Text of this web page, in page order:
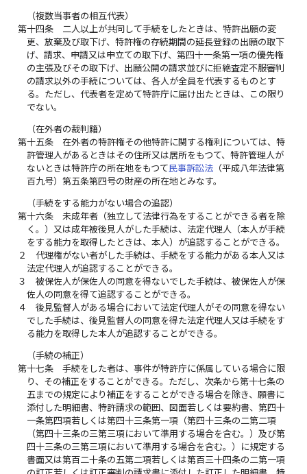
（複数当事者の相互代表）
第十四条
二人以上が共同して手続をしたときは、特許出願の変
更、放棄及び取下げ、特許権の存続期間の延長登録の出願の取下
げ、請求、申請又は申立ての取下げ、第四十一条第一項の優先権
の主張及びその取下げ、出願公開の請求並びに拒絶査定不服審判
の請求以外の手続については、各人が全員を代表するものとす
る。ただし、代表者を定めて特許庁に届け出たときは、この限り
でない。
（在外者の裁判籍）
第十五条
在外者の特許権その他特許に関する権利については、特
許管理人があるときはその住所又は居所をもつて、特許管理人が
ないときは特許庁の所在地をもつて民事訴訟法 （平成八年法律第
百九号）第五条第四号の財産の所在地とみなす。
（手続をする能力がない場合の追認）
第十六条
未成年者（独立して法律行為をすることができる者を除
く。）又は成年被後見人がした手続は、法定代理人（本人が手続
をする能力を取得したときは、本人）が追認することができる。
２
代理権がない者がした手続は、手続をする能力がある本人又は
法定代理人が追認することができる。
３
被保佐人が保佐人の同意を得ないでした手続は、被保佐人が保
佐人の同意を得て追認することができる。
４
後見監督人がある場合において法定代理人がその同意を得ない
でした手続は、後見監督人の同意を得た法定代理人又は手続をす
る能力を取得した本人が追認することができる。
（手続の補正）
第十七条
手続をした者は、事件が特許庁に係属している場合に限
り、その補正をすることができる。ただし、次条から第十七条の
五までの規定により補正をすることができる場合を除き、願書に
添付した明細書、特許請求の範囲、図面若しくは要約書、第四十
一条第四項若しくは第四十三条第一項（第四十三条の二第二項
（第四十三条の三第三項において準用する場合を含む。）及び第
四十三条の三第三項において準用する場合を含む。）に規定する
書面又は第百二十条の五第二項若しくは第百三十四条の二第一項